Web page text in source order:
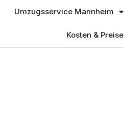
Umzugsservice Mannheim
Kosten & Preise